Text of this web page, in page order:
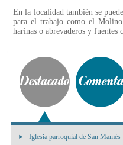
En la localidad también se
para el trabajo como el
harinas o abrevaderos y
Iglesia parroquial de San Mamés